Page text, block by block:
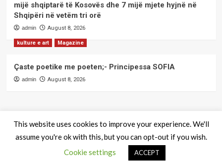
mijë shqiptarë të Kosovës dhe 7 mijë mjete hyjnë në
Shqipëri në vetëm tri orë
admin August 8, 2026
kulture e art Magazine
Çaste poetike me poeten;- Principessa SOFIA
admin August 8, 2026
QendraPRESS - Te drejtat e rezervuara|CoverNewsby AF
themes.
This website uses cookies to improve your experience. We'll
assume you're ok with this, but you can opt-out if you wish.
Cookie settings
ACCEPT